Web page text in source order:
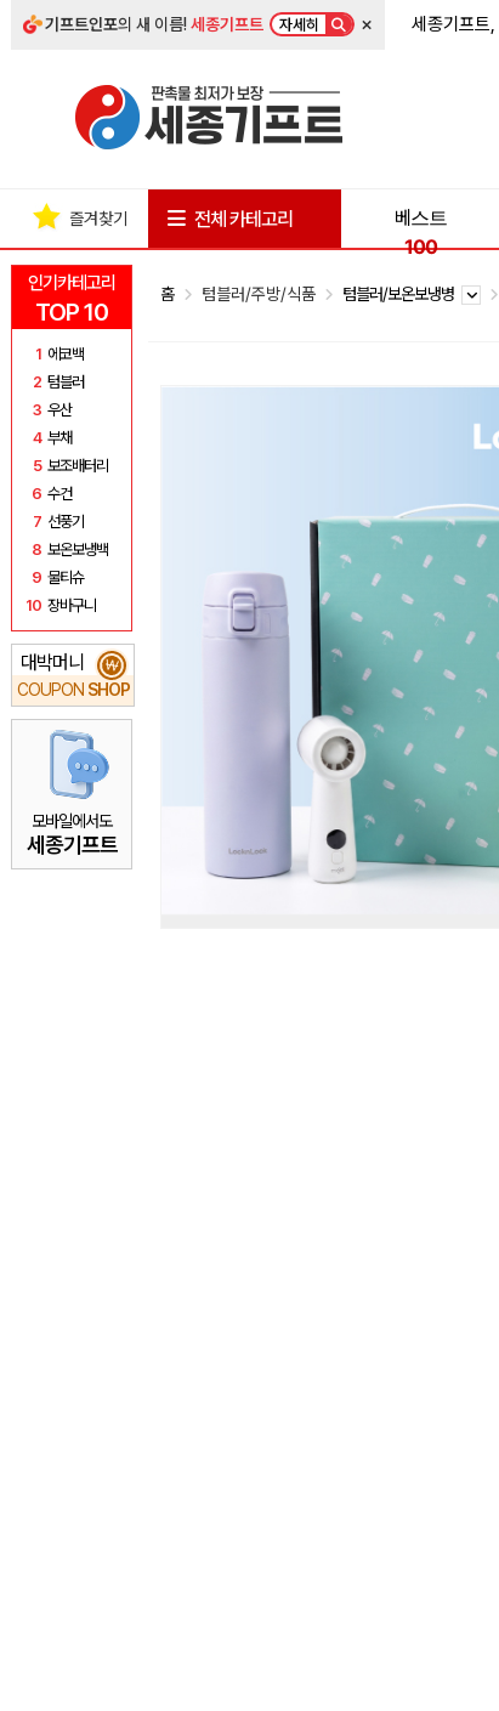
기프트인포의 새 이름!세종기프트 자세히 × 세종기프트,
인기카테고리
TOP 10
1 에코백
2 텀블러
3 우산
4 부채
5 보조배터리
6 수건
7 선풍기
8 보온보냉백
9 물티슈
10 장바구니
대박머니
COUPON SHOP
₩
모바일에서도
세종기프트
즐겨찾기 전체 카테고리
베스트
100
홈 텀블러/주방/식품 텀블러/보온보냉병